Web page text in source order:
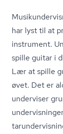
har lyst til at
instrument.
spille guitar i
Lær at spille
øvet. Det er
underviser